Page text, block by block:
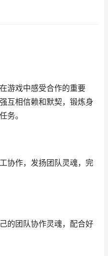
游戏中感受合作的重要
互相信赖和默契，锻炼身
务。
协作，发扬团队灵魂，完
的团队协作灵魂，配合好